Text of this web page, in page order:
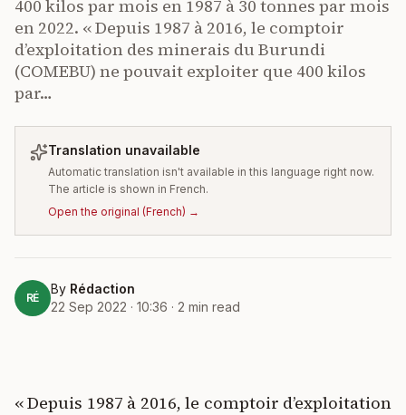
400 kilos par mois en 1987 à 30 tonnes par mois
en 2022. « Depuis 1987 à 2016, le comptoir
d’exploitation des minerais du Burundi
(COMEBU) ne pouvait exploiter que 400 kilos
par…
Translation unavailable
Automatic translation isn't available in this language right now.
The article is shown in French.
Open the original (French) →
RÉ
By Rédaction
22 Sep 2022 · 10:36 · 2 min read
« Depuis 1987 à 2016, le comptoir d’exploitation